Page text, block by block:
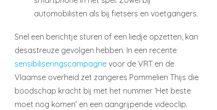
automobilisten als bij fietsers en voetgangers.
Snel een berichtje sturen of een liedje opzetten, kan
desastreuze gevolgen hebben. In een recente
sensibiliseringscampagne voor de VRT en de
Vlaamse overheid zet zangeres Pommelien Thijs die
boodschap kracht bij met het nummer ‘Het beste
moet nog komen’ en een aangrijpende videoclip.